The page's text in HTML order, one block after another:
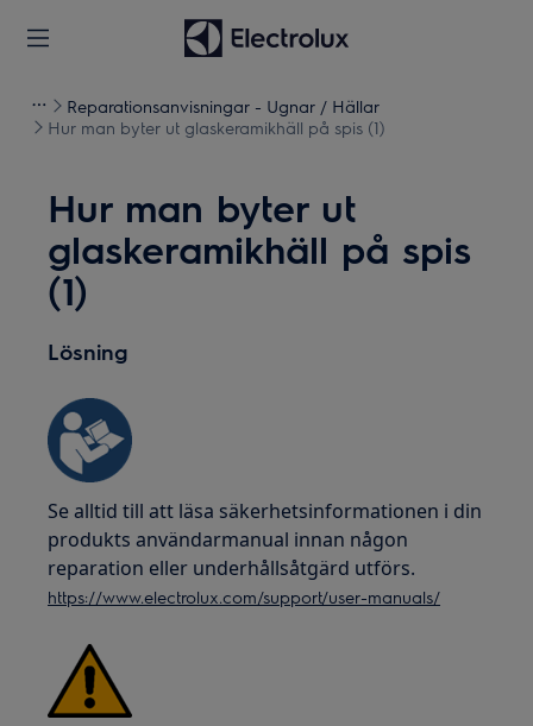
Reparationsanvisningar - Ugnar / Hällar
Hur man byter ut glaskeramikhäll på spis (1)
Hur man byter ut
glaskeramikhäll på spis
(1)
Lösning
Se alltid till att läsa säkerhetsinformationen i din
produkts användarmanual innan någon
reparation eller underhållsåtgärd utförs.
https://www.electrolux.com/support/user-manuals/